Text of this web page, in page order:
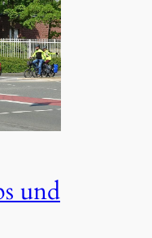
und